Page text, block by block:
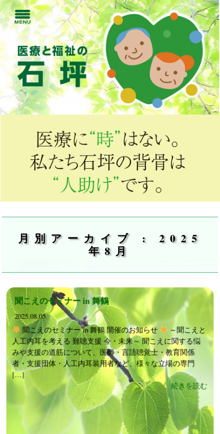
コ
ン
テ
ン
に
移
動
月別アーカイブ : 2025
年8月
聞こえのセミナー in 舞鶴
2025.08.05
聞こえのセミナー in 舞鶴 開催のお知らせ
～聞こえと
人工内耳を考える 難聴支援 今・未来～ 聞こえに関する悩
みや支援の道筋について、医師・言語聴覚士・教育関係
者・支援団体・人工内耳装用者など、様々な立場の専門
[…]
続きを読む